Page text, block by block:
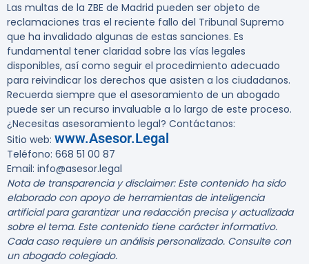
Las multas de la ZBE de Madrid pueden ser objeto de
reclamaciones tras el reciente fallo del Tribunal Supremo
que ha invalidado algunas de estas sanciones. Es
fundamental tener claridad sobre las vías legales
disponibles, así como seguir el procedimiento adecuado
para reivindicar los derechos que asisten a los ciudadanos.
Recuerda siempre que el asesoramiento de un abogado
puede ser un recurso invaluable a lo largo de este proceso.
¿Necesitas asesoramiento legal? Contáctanos:
Sitio web: www.Asesor.Legal
Teléfono: 668 51 00 87
Email: info@asesor.legal
Nota de transparencia y disclaimer: Este contenido ha sido
elaborado con apoyo de herramientas de inteligencia
artificial para garantizar una redacción precisa y actualizada
sobre el tema. Este contenido tiene carácter informativo.
Cada caso requiere un análisis personalizado. Consulte con
un abogado colegiado.